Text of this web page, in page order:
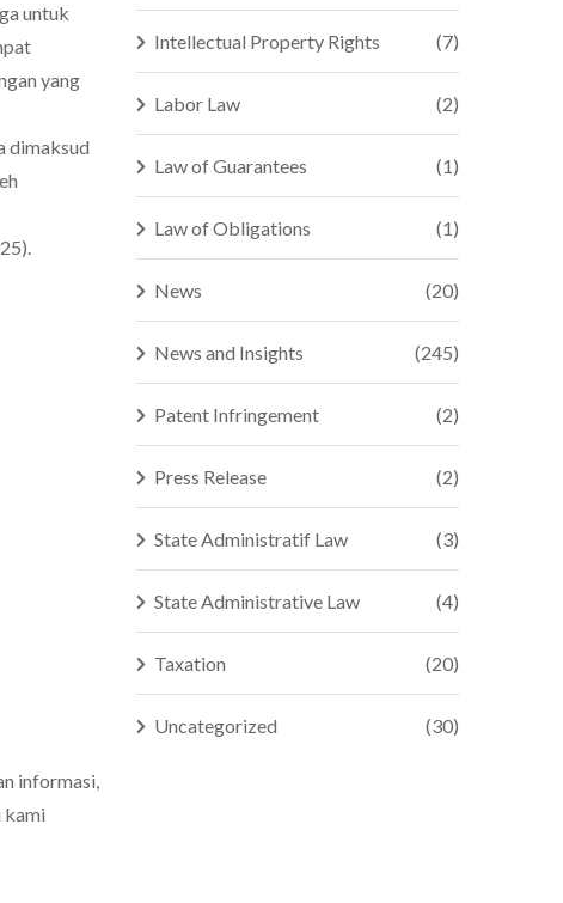
untuk
yang
dimaksud
informasi,
kami
Intellectual Property Rights (7)
Labor Law (2)
Law of Guarantees (1)
Law of Obligations (1)
News (20)
News and Insights (245)
Patent Infringement (2)
Press Release (2)
State Administratif Law (3)
State Administrative Law (4)
Taxation (20)
Uncategorized (30)